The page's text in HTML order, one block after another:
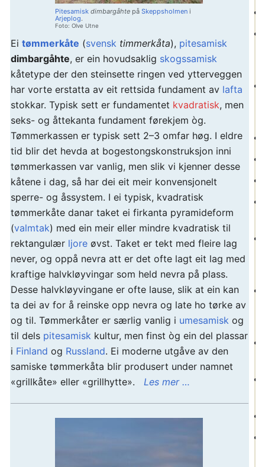
Pitesamisk dimbargåhte på Skeppsholmen i
Arjeplog.
Foto: Olve Utne
Ei tømmerkåte (svensk timmerkåta), pitesamisk
dimbargåhte, er ein hovudsaklig skogssamisk
kåtetype der den steinsette ringen ved ytterveggen
har vorte erstatta av eit rettsida fundament av lafta
stokkar. Typisk sett er fundamentet kvadratisk, men
seks- og åttekanta fundament førekjem òg.
Tømmerkassen er typisk sett 2–3 omfar høg. I eldre
tid blir det hevda at bogestongskonstruksjon inni
tømmerkassen var vanlig, men slik vi kjenner desse
kåtene i dag, så har dei eit meir konvensjonelt
sperre- og åssystem. I ei typisk, kvadratisk
tømmerkåte danar taket ei firkanta pyramideform
(valmtak) med ein meir eller mindre kvadratisk til
rektangulær ljore øvst. Taket er tekt med fleire lag
never, og oppå nevra att er det ofte lagt eit lag med
kraftige halvkløyvingar som held nevra på plass.
Desse halvkløyvingane er ofte lause, slik at ein kan
ta dei av for å reinske opp nevra og late ho tørke av
og til. Tømmerkåter er særlig vanlig i umesamisk og
til dels pitesamisk kultur, men finst òg ein del plassar
i Finland og Russland. Ei moderne utgåve av den
samiske tømmerkåta blir produsert under namnet
«grillkåte» eller «grillhytte». Les mer …